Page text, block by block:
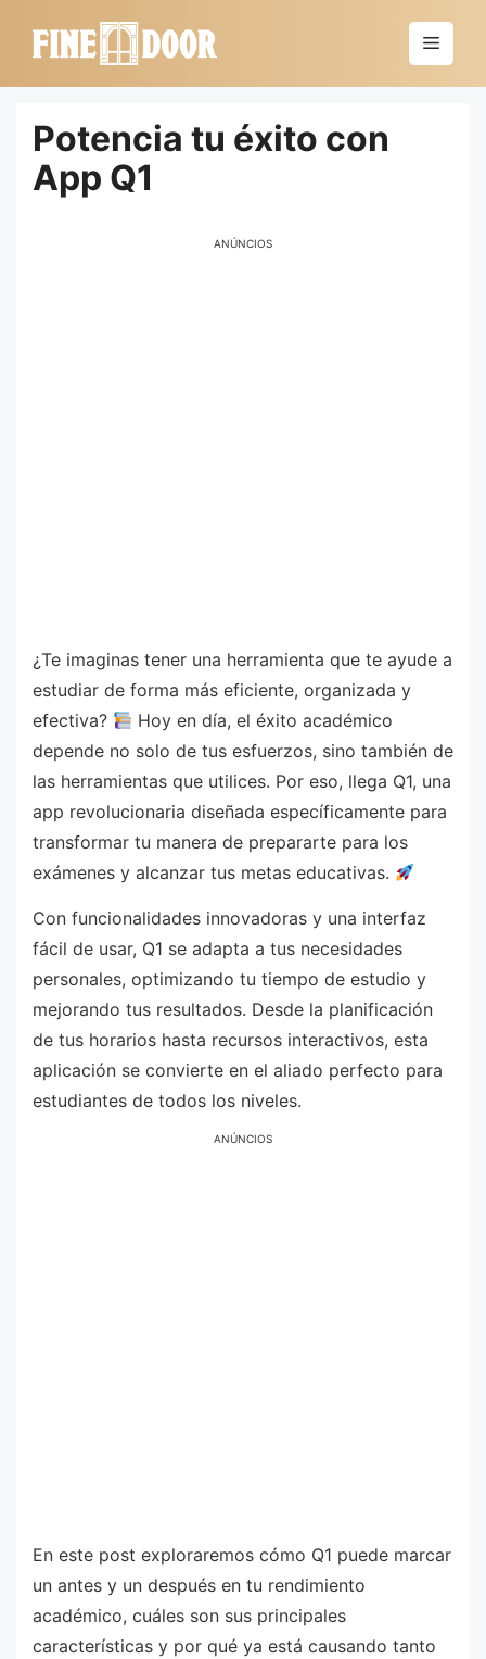
Menú
Potencia tu éxito con
App Q1
ANÚNCIOS
¿Te imaginas tener una herramienta que te ayude a
estudiar de forma más eficiente, organizada y
efectiva?
Hoy en día, el éxito académico
depende no solo de tus esfuerzos, sino también de
las herramientas que utilices. Por eso, llega Q1, una
app revolucionaria diseñada específicamente para
transformar tu manera de prepararte para los
exámenes y alcanzar tus metas educativas.
Con funcionalidades innovadoras y una interfaz
fácil de usar, Q1 se adapta a tus necesidades
personales, optimizando tu tiempo de estudio y
mejorando tus resultados. Desde la planificación
de tus horarios hasta recursos interactivos, esta
aplicación se convierte en el aliado perfecto para
estudiantes de todos los niveles.
ANÚNCIOS
En este post exploraremos cómo Q1 puede marcar
un antes y un después en tu rendimiento
académico, cuáles son sus principales
características y por qué ya está causando tanto